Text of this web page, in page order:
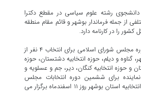
دانشجوی رشته علوم سیاسی در مقطع دکترا
جمله فرماندار بوشهر و قائم مقام منطقه
را در کارنامه دارد.
انتخابات دوازدهمین دوره مجلس شورای اسلامی برای انتخاب ۴ نفر از
گناوه و دیلم، حوزه انتخابیه دشتستان، حوزه
و حوزه انتخابیه کنگان، دیر، جم و عسلویه و
برای ششمین دوره انتخابات مجلس
خبرگان رهبری از حوزه انتخابیه استان بوشهر روز ۱۱ اسفندماه برگزار می